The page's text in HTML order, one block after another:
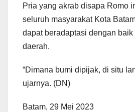
Pria yang akrab disapa Romo
seluruh masyarakat Kota
dapat beradaptasi dengan
daerah.
“Dimana bumi dipijak, di situ
ujarnya. (DN)
Batam, 29 Mei 2023